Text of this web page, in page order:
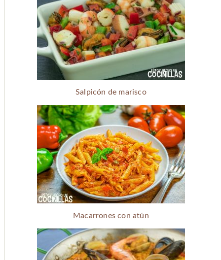
Salpicón de marisco
Macarrones con atún